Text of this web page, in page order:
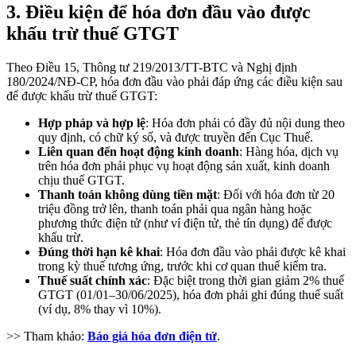
3. Điều kiện để hóa đơn đầu vào được
khấu trừ thuế GTGT
Theo Điều 15, Thông tư 219/2013/TT-BTC và Nghị định
180/2024/NĐ-CP, hóa đơn đầu vào phải đáp ứng các điều kiện sau
để được khấu trừ thuế GTGT:
Hợp pháp và hợp lệ: Hóa đơn phải có đầy đủ nội dung theo
quy định, có chữ ký số, và được truyền đến Cục Thuế.
Liên quan đến hoạt động kinh doanh: Hàng hóa, dịch vụ
trên hóa đơn phải phục vụ hoạt động sản xuất, kinh doanh
chịu thuế GTGT.
Thanh toán không dùng tiền mặt: Đối với hóa đơn từ 20
triệu đồng trở lên, thanh toán phải qua ngân hàng hoặc
phương thức điện tử (như ví điện tử, thẻ tín dụng) để được
khấu trừ.
Đúng thời hạn kê khai: Hóa đơn đầu vào phải được kê khai
trong kỳ thuế tương ứng, trước khi cơ quan thuế kiểm tra.
Thuế suất chính xác: Đặc biệt trong thời gian giảm 2% thuế
GTGT (01/01–30/06/2025), hóa đơn phải ghi đúng thuế suất
(ví dụ, 8% thay vì 10%).
>> Tham khảo: Báo giá hóa đơn điện tử.